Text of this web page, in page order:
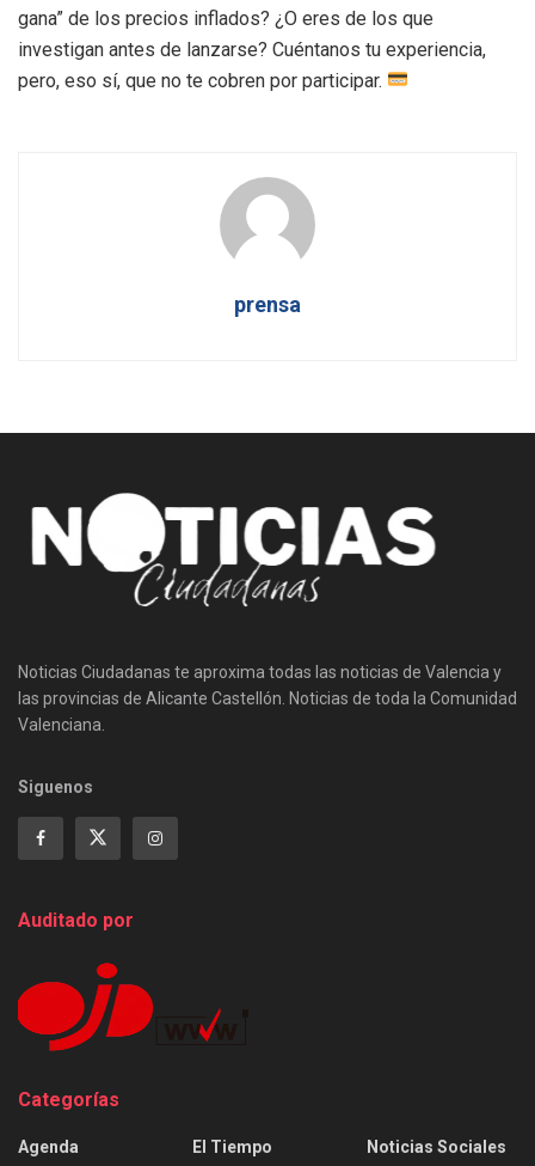
gana” de los precios inflados? ¿O eres de los que
investigan antes de lanzarse? Cuéntanos tu experiencia,
pero, eso sí, que no te cobren por participar.
prensa
Noticias Ciudadanas te aproxima todas las noticias de Valencia y
las provincias de Alicante Castellón. Noticias de toda la Comunidad
Valenciana.
Siguenos
Auditado por
Categorías
Agenda
El Tiempo
Noticias Sociales